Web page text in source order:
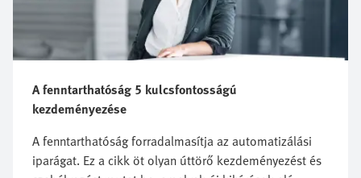
A fenntarthatóság 5 kulcsfontosságú
kezdeményezése
A fenntarthatóság forradalmasítja az automatizálási
iparágat. Ez a cikk öt olyan úttörő kezdeményezést és